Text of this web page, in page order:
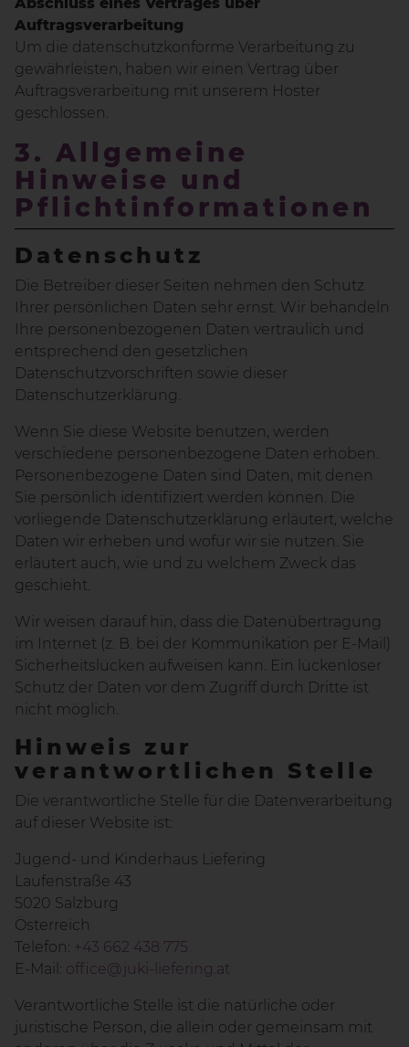
Auftragsverarbeitung
Um die datenschutzkonforme Verarbeitung zu
gewährleisten, haben wir einen Vertrag über
Auftragsverarbeitung mit unserem Hoster
geschlossen.
3. Allgemeine
Hinweise und
Pflichtinformationen
Datenschutz
Die Betreiber dieser Seiten nehmen den Schutz
Ihrer persönlichen Daten sehr ernst. Wir behandeln
Ihre personenbezogenen Daten vertraulich und
entsprechend den gesetzlichen
Datenschutzvorschriften sowie dieser
Datenschutzerklärung.
Wenn Sie diese Website benutzen, werden
verschiedene personenbezogene Daten erhoben.
Personenbezogene Daten sind Daten, mit denen
Sie persönlich identifiziert werden können. Die
vorliegende Datenschutzerklärung erläutert, welche
Daten wir erheben und wofür wir sie nutzen. Sie
erläutert auch, wie und zu welchem Zweck das
geschieht.
Wir weisen darauf hin, dass die Datenübertragung
im Internet (z. B. bei der Kommunikation per E-Mail)
Sicherheitslücken aufweisen kann. Ein lückenloser
Schutz der Daten vor dem Zugriff durch Dritte ist
nicht möglich.
Hinweis zur
verantwortlichen Stelle
Die verantwortliche Stelle für die Datenverarbeitung
auf dieser Website ist:
Jugend- und Kinderhaus Liefering
Laufenstraße 43
5020 Salzburg
Österreich
Telefon: +43 662 438 775
E-Mail: office@juki-liefering.at
Verantwortliche Stelle ist die natürliche oder
juristische Person, die allein oder gemeinsam mit